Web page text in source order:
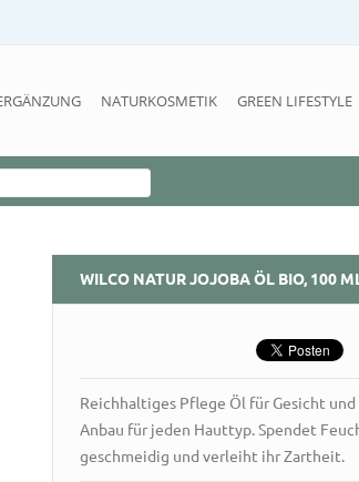
NATURKOSMETIK GREEN LIFESTYLE
WILCO NATURJOJOBA ÖL BIO, 100
Reichhaltiges Pflege Öl für Gesicht
Anbau für jeden Hauttyp. Spendet
geschmeidig und verleiht ihr Zartheit.